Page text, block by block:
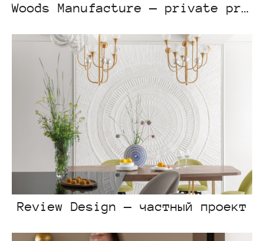
Woods Manufacture — private project
Review Design — частный проект